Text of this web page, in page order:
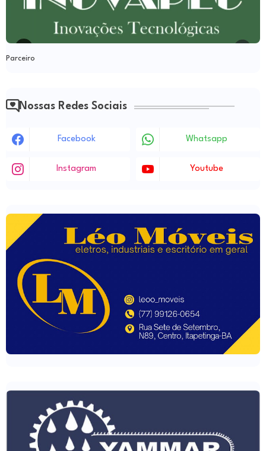
Parceiro
Nossas Redes Sociais
Facebook Whatsapp
Instagram Youtube